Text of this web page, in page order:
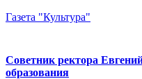
Газета "Культура"
Советник ректора
образования